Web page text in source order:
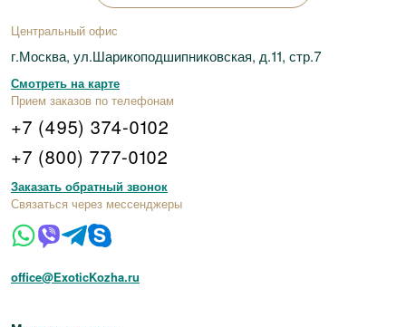
Центральный офис
г.Москва, ул.Шарикоподшипниковская, д.11, стр.7
Смотреть на карте
Прием заказов по телефонам
+7 (495) 374-0102
+7 (800) 777-0102
Заказать обратный звонок
Связаться через мессенджеры
office@ExoticKozha.ru